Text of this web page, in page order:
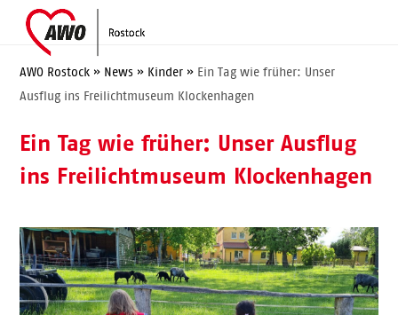
content
Open
mobile
menu
Close
mobile
menu
AWO Rostock » News » Kinder » Ein Tag wie früher: Unser
Ausflug ins Freilichtmuseum Klockenhagen
Ein Tag wie früher: Unser Ausflug
ins Freilichtmuseum Klockenhagen